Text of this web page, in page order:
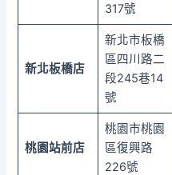
317號
新北板橋店
新北市板橋
區四川路二
段245巷14
號
桃園站前店
桃園市桃園
區復興路
226號